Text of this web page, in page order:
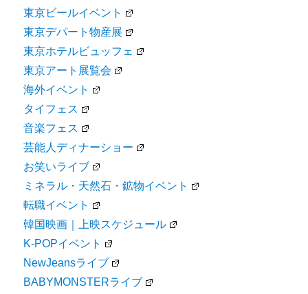
東京ビールイベント
東京デパート物産展
東京ホテルビュッフェ
東京アート展覧会
海外イベント
タイフェス
音楽フェス
芸能人ディナーショー
お笑いライブ
ミネラル・天然石・鉱物イベント
転職イベント
韓国映画｜上映スケジュール
K-POPイベント
NewJeansライブ
BABYMONSTERライブ